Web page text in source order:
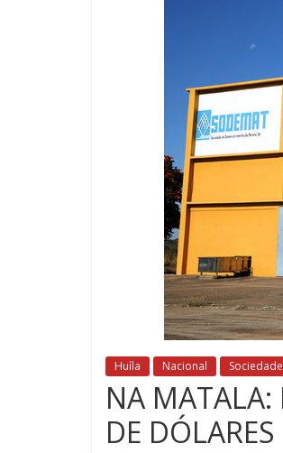
Huíla Nacional Sociedade
NA MATALA:
DE DÓLARES